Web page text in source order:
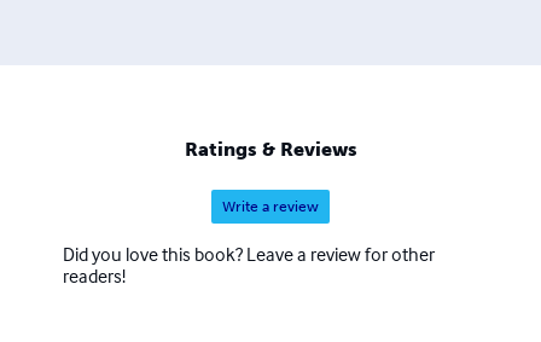
Ratings & Reviews
Write a review
Did you love this book? Leave a review for other
readers!